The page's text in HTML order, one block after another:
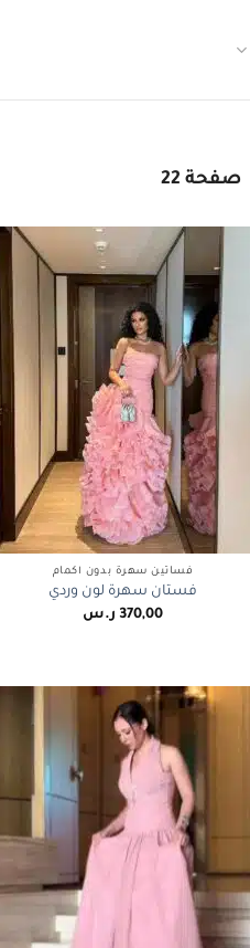
صفحة 22
+
فساتين سهرة بدون أكمام
فستان سهرة لون وردي
370,00 ر.س